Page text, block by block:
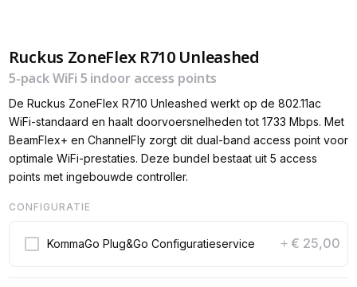
Ruckus ZoneFlex R710 Unleashed
5-pack WiFi 5 indoor access points
De Ruckus ZoneFlex R710 Unleashed werkt op de 802.11ac
WiFi-standaard en haalt doorvoersnelheden tot 1733 Mbps. Met
BeamFlex+ en ChannelFly zorgt dit dual-band access point voor
optimale WiFi-prestaties. Deze bundel bestaat uit 5 access
points met ingebouwde controller.
CONFIGURATIE
KommaGo Plug&Go Configuratieservice + € 25,00